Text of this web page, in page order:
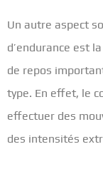
Un autre aspect
d’endurance est
de repos
type. En effet, le
effectuer des
des intensités